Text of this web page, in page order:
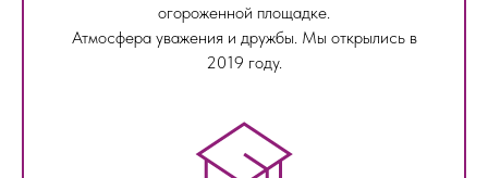
огороженной площадке.
Атмосфера уважения и дружбы. Мы открылись в
2019 году.